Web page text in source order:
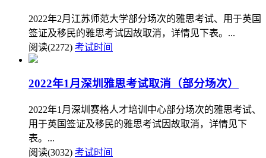
2022年2月江苏师范大学部分场次的雅思考试、用于英国
签证及移民的雅思考试因故取消，详情见下表。...
阅读(2272) 考试时间
2022年1月深圳雅思考试取消（部分场次）
2022年1月深圳赛格人才培训中心部分场次的雅思考试、
用于英国签证及移民的雅思考试因故取消，详情见下
表。...
阅读(3032) 考试时间